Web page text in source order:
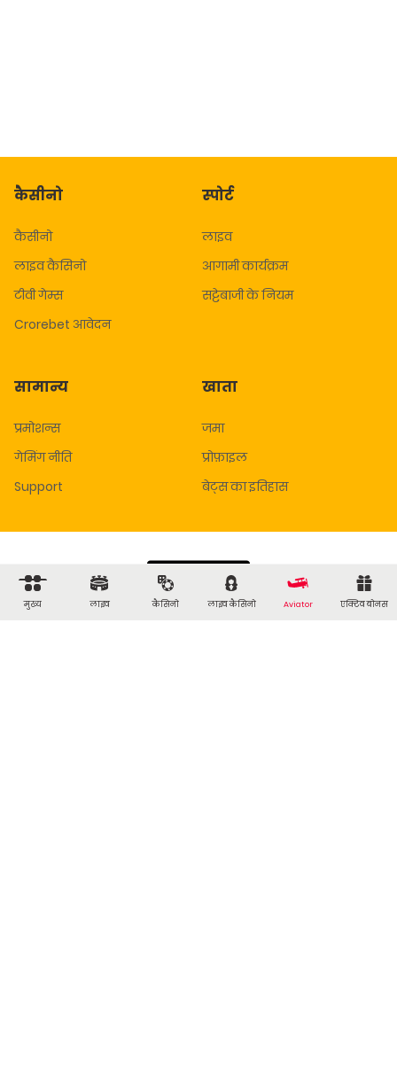
कैसीनो
कैसीनो
लाइव कैसिनो
टीवी गेम्स
Crorebet आवेदन
स्‍पोर्ट
लाइव
आगामी कार्यक्रम
सट्टेबाजी के नियम
सामान्य
प्रमोशन्स
गेमिंग नीति
Support
खाता
जमा
प्रोफ़ाइल
बेट्स का इतिहास
मुख्य लाइव कैसिनो लाइव कैसिनो Aviator एक्टिव बोनस